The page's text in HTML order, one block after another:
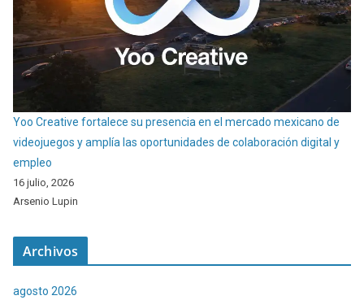
Yoo Creative fortalece su presencia en el mercado mexicano de
videojuegos y amplía las oportunidades de colaboración digital y
empleo
16 julio, 2026
Arsenio Lupin
Archivos
agosto 2026